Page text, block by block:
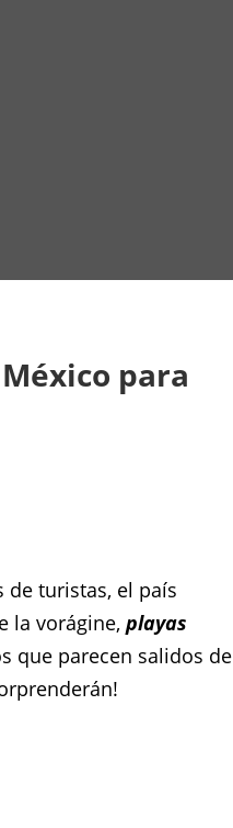
para
de turistas, el país
la vorágine, playas
que parecen salidos de